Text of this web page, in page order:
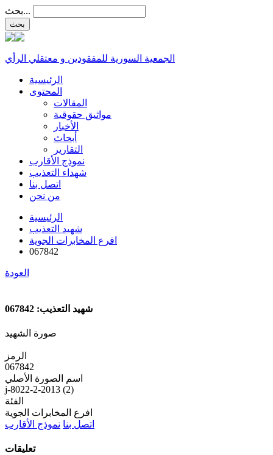
بحث...
الجمعية السورية للمفقودين و معتقلي الرأي
الرئيسية
المحتوى
المقالات
مواثيق حقوقية
الأخبار
أبحاث
التقارير
نموذج الأقارب
شهداء التعذيب
اتصل بنا
من نحن
الرئيسية
شهيد التعذيب
افرع المخابرات الجوية
067842
العودة
شهيد التعذيب: 067842
صورة الشهيد
الرمز
067842
اسم الصورة الأصلي
j-8022-2-2013 (2)
الفئة
افرع المخابرات الجوية
اتصل بنا نموذج الأقارب
تعليقات